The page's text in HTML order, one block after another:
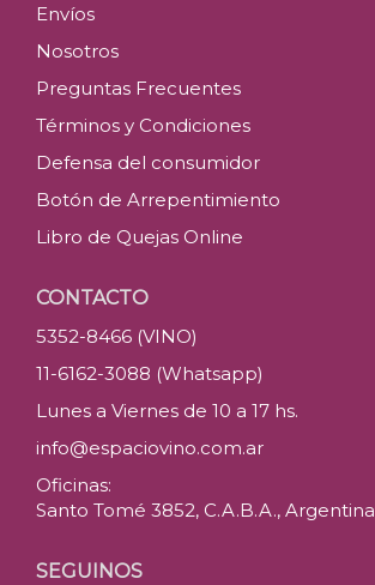
Envíos
Nosotros
Preguntas Frecuentes
Términos y Condiciones
Defensa del consumidor
Botón de Arrepentimiento
Libro de Quejas Online
CONTACTO
5352-8466 (VINO)
11-6162-3088 (Whatsapp)
Lunes a Viernes de 10 a 17 hs.
info@espaciovino.com.ar
Oficinas:
Santo Tomé 3852, C.A.B.A., Argentina
SEGUINOS